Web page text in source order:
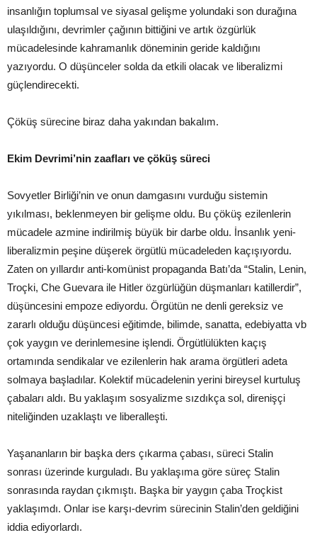
insanlığın toplumsal ve siyasal gelişme yolundaki son durağına
ulaşıldığını, devrimler çağının bittiğini ve artık özgürlük
mücadelesinde kahramanlık döneminin geride kaldığını
yazıyordu. O düşünceler solda da etkili olacak ve liberalizmi
güçlendirecekti.
Çöküş sürecine biraz daha yakından bakalım.
Ekim Devrimi’nin zaafları ve çöküş süreci
Sovyetler Birliği’nin ve onun damgasını vurduğu sistemin
yıkılması, beklenmeyen bir gelişme oldu. Bu çöküş ezilenlerin
mücadele azmine indirilmiş büyük bir darbe oldu. İnsanlık yeni-
liberalizmin peşine düşerek örgütlü mücadeleden kaçışıyordu.
Zaten on yıllardır anti-komünist propaganda Batı’da “Stalin, Lenin,
Troçki, Che Guevara ile Hitler özgürlüğün düşmanları katillerdir”,
düşüncesini empoze ediyordu. Örgütün ne denli gereksiz ve
zararlı olduğu düşüncesi eğitimde, bilimde, sanatta, edebiyatta vb
çok yaygın ve derinlemesine işlendi. Örgütlülükten kaçış
ortamında sendikalar ve ezilenlerin hak arama örgütleri adeta
solmaya başladılar. Kolektif mücadelenin yerini bireysel kurtuluş
çabaları aldı. Bu yaklaşım sosyalizme sızdıkça sol, direnişçi
niteliğinden uzaklaştı ve liberalleşti.
Yaşananların bir başka ders çıkarma çabası, süreci Stalin
sonrası üzerinde kurguladı. Bu yaklaşıma göre süreç Stalin
sonrasında raydan çıkmıştı. Başka bir yaygın çaba Troçkist
yaklaşımdı. Onlar ise karşı-devrim sürecinin Stalin’den geldiğini
iddia ediyorlardı.